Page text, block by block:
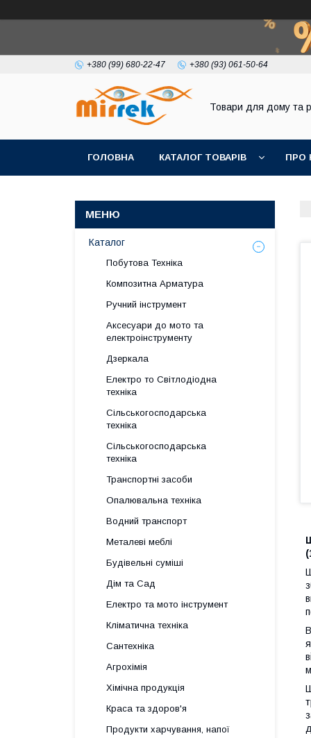
+380 (99) 680-22-47 +380 (93) 061-50-64
Товари для дому та
ГОЛОВНА КАТАЛОГ ТОВАРІВ ПРО
Каталог
Побутова Техніка
Композитна Арматура
Ручний інструмент
Аксесуари до мото та
електроінструменту
Дзеркала
Електро то Світлодіодна
техніка
Сільськогосподарська
техніка
Сільськогосподарська
техніка
Транспортні засоби
Опалювальна техніка
Водний транспорт
Металеві меблі
Будівельні суміші
Дім та Сад
Електро та мото інструмент
Кліматична техніка
Сантехніка
Агрохімія
Хімічна продукція
Краса та здоров'я
Продукти харчування, напої